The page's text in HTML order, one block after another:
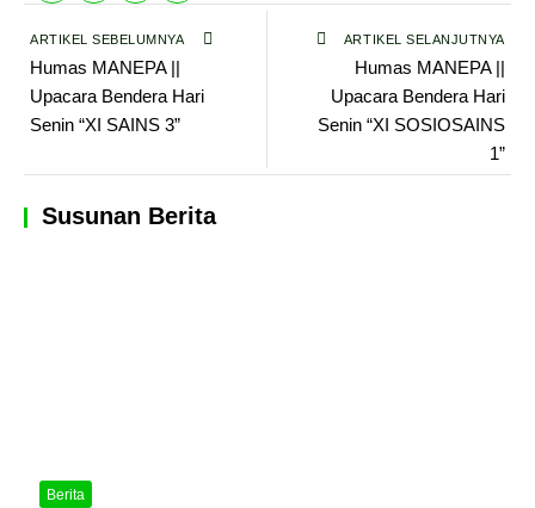
ARTIKEL SEBELUMNYA
Humas MANEPA ||
Upacara Bendera Hari
Senin “XI SAINS 3”
ARTIKEL SELANJUTNYA
Humas MANEPA ||
Upacara Bendera Hari
Senin “XI SOSIOSAINS
1”
Susunan Berita
Berita